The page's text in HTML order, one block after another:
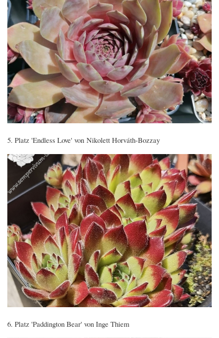
5. Platz 'Endless Love' von Nikolett Horváth-Bozzay
6. Platz 'Paddington Bear' von Inge Thiem